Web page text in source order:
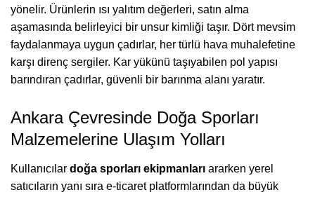
yönelir. Ürünlerin ısı yalıtım değerleri, satın alma
aşamasında belirleyici bir unsur kimliği taşır. Dört mevsim
faydalanmaya uygun çadırlar, her türlü hava muhalefetine
karşı direnç sergiler. Kar yükünü taşıyabilen pol yapısı
barındıran çadırlar, güvenli bir barınma alanı yaratır.
Ankara Çevresinde Doğa Sporları
Malzemelerine Ulaşım Yolları
Kullanıcılar doğa sporları ekipmanları ararken yerel
satıcıların yanı sıra e-ticaret platformlarından da büyük